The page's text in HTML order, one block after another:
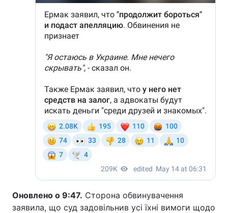
Оновлено о 9:47. Сторона обвинувачення
заявила, що суд задовільнив усі їхні вимоги щодо